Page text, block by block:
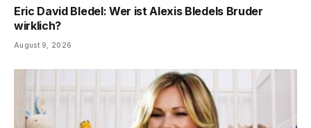
Eric David Bledel: Wer ist Alexis Bledels Bruder
wirklich?
August 9, 2026